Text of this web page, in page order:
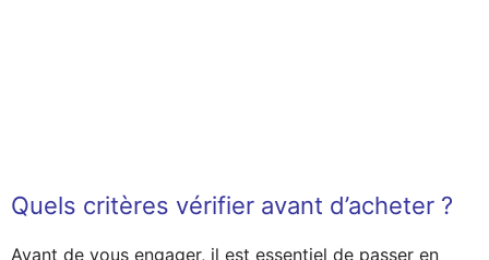
Quels critères vérifier avant d’acheter ?
Avant de vous engager, il est essentiel de passer en